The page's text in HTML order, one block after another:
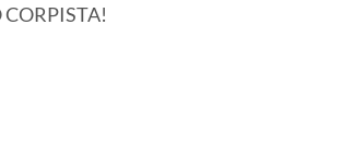
CORPISTA!